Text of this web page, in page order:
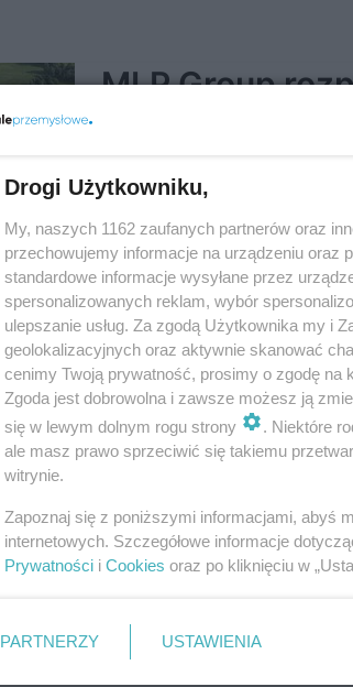
MLP Group
Park MLP
luty 2023
Drogi Użytkowniku,
My, naszych 1162 zaufanych partnerów oraz
przechowujemy informacje na urządzeniu oraz
standardowe informacje wysyłane przez
spersonalizowanych reklam, wybór
ulepszanie usług. Za zgodą Użytkownika my i
geolokalizacyjnych oraz aktywnie skanować
cenimy Twoją prywatność, prosimy o zgodę na
Zgoda jest dobrowolna i zawsze możesz ją
się w lewym dolnym rogu strony
. Niektóre
ale masz prawo sprzeciwić się takiemu
witrynie.
Zapoznaj się z poniższymi informacjami, abyś
internetowych. Szczegółowe informacje
Prywatności i Cookies oraz po kliknięciu w
PARTNERZY USTAWIENIA